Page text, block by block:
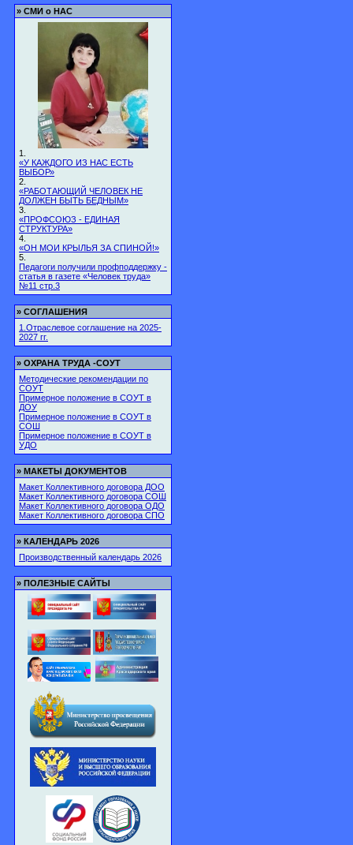
» СМИ о НАС
1.
«У КАЖДОГО ИЗ НАС ЕСТЬ
ВЫБОР»
2.
«РАБОТАЮЩИЙ ЧЕЛОВЕК НЕ
ДОЛЖЕН БЫТЬ БЕДНЫМ»
3.
«ПРОФСОЮЗ - ЕДИНАЯ
СТРУКТУРА»
4.
«ОН МОИ КРЫЛЬЯ ЗА СПИНОЙ!»
5.
Педагоги получили профподдержку -
статья в газете «Человек труда»
№11 стр.3
» СОГЛАШЕНИЯ
1.Отраслевое соглашение на 2025-
2027 гг.
» ОХРАНА ТРУДА -СОУТ
Методические рекомендации по
СОУТ
Примерное положение в СОУТ в
ДОУ
Примерное положение в СОУТ в
СОШ
Примерное положение в СОУТ в
УДО
» МАКЕТЫ ДОКУМЕНТОВ
Макет Коллективного договора ДОО
Макет Коллективного договора СОШ
Макет Коллективного договора ОДО
Макет Коллективного договора СПО
» КАЛЕНДАРЬ 2026
Производственный календарь 2026
» ПОЛЕЗНЫЕ САЙТЫ